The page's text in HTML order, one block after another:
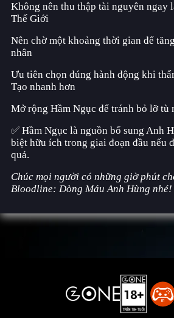
Không nên thu thập tài nguyên ngay
Thế Giới
Nên chờ một khoảng thời gian để
nhân
Ưu tiên chọn đúng hành động khi
Tạo nhanh hơn
Mở rộng Hầm Ngục để tránh bỏ lỡ tù
✅ Hầm Ngục là nguồn bổ sung Anh
biệt hữu ích trong giai đoạn đầu nếu
quả.
Chúc mọi người có những giờ phút
Bloodline: Dòng Máu Anh Hùng nhé!